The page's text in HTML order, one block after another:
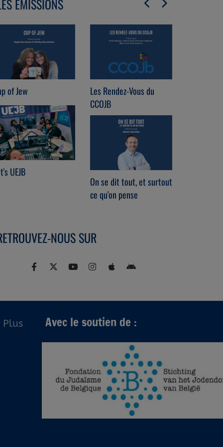
ÉMISSIONS
of Jew
UEJB
Les Rendez-Vous du
CCOJB
On se dit tout, et surtout
ce qu'on pense
NOUS SUR
Plus Avec le soutien de :